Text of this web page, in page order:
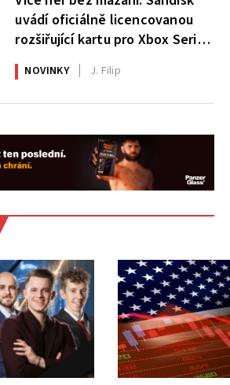
uvádí oficiálně licencovanou
rozšiřující kartu pro Xbox Series
X|S
NOVINKY J. Filip